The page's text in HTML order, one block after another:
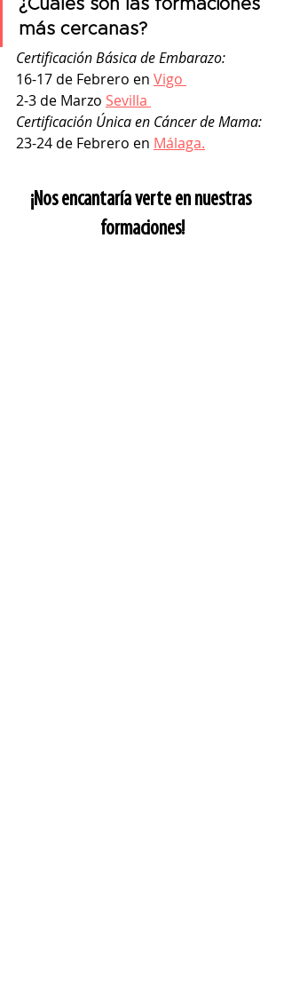
¿Cuáles son las formaciones
más cercanas?
Certificación Básica de Embarazo:
16-17 de Febrero en Vigo
2-3 de Marzo Sevilla
Certificación Única en Cáncer de Mama:
23-24 de Febrero en Málaga.
¡Nos encantaría verte en nuestras
formaciones!